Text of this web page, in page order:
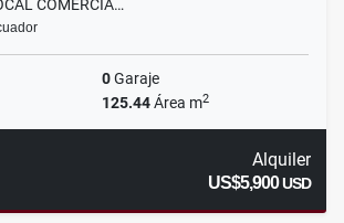
COMERCIA…
0Garaje
125.44Área m2
Alquiler
US$5,900USD